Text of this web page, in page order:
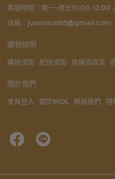
客服時間：周一~周五10:00-12:00
信箱：juservice88@gmail.com
購物說明
購物須知 配送須知 退換貨政策
關於我們
會員登入 關於MOL 聯絡我們 隱